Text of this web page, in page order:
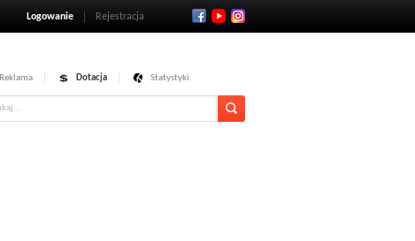
Logowanie Rejestracja
Reklama Dotacja Statystyki